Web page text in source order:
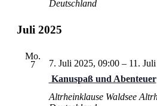
Deutschland
Juli 2025
Mo.
7
Kanuspaß und Abenteuer
7. Juli 2025, 09:00– 11.
Altrheinklause Waldsee